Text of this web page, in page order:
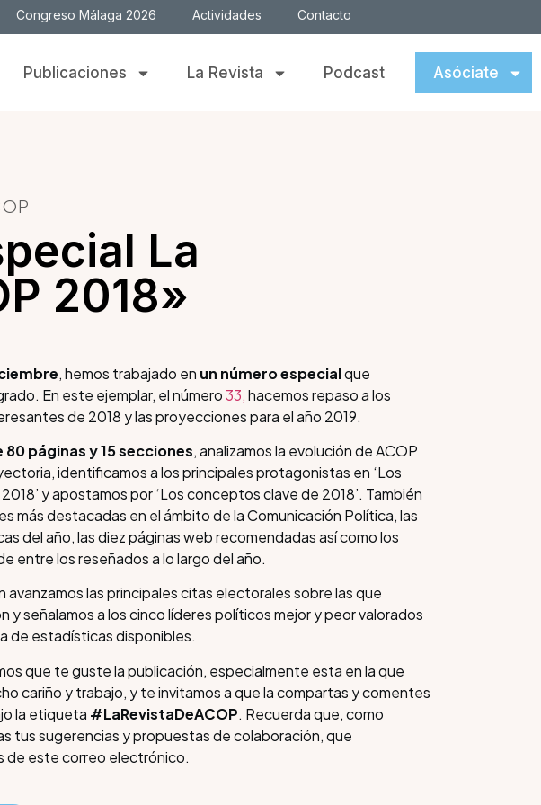
Congreso Málaga 2026 Actividades Contacto
Publicaciones La Revista Podcast Asóciate
La
2018»
, hemos trabajado en un númeroespecialque
En este ejemplar, el número33,hacemos repaso a los
de 2018 y las proyecciones para el año 2019.
80 páginas y 15 secciones, analizamos la evolución de ACOP
identificamos a los principales protagonistas en ‘Los
y apostamos por ‘Los conceptos clave de 2018’. También
más destacadas en el ámbito de la Comunicación Política, las
del año, las diez páginas web recomendadas así como los
entre los reseñados a lo largo del año.
avanzamos las principales citas electorales sobre las que
y señalamos a los cinco líderes políticos mejor y peor valorados
de estadísticas disponibles.
que te guste la publicación, especialmente esta en la que
cariño y trabajo, y te invitamos a que la compartas y comentes
la etiqueta #LaRevistaDeACOP. Recuerda que, como
tus sugerencias y propuestas de colaboración, que
de este correo electrónico.